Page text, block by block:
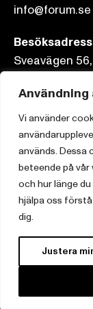
Vi använder
används.
beteende på vår
och hur länge
hjälpa oss
dig.
Justera
info@forum.se
Besöksadress
Sveavägen
Postadress
Box 3159, 103